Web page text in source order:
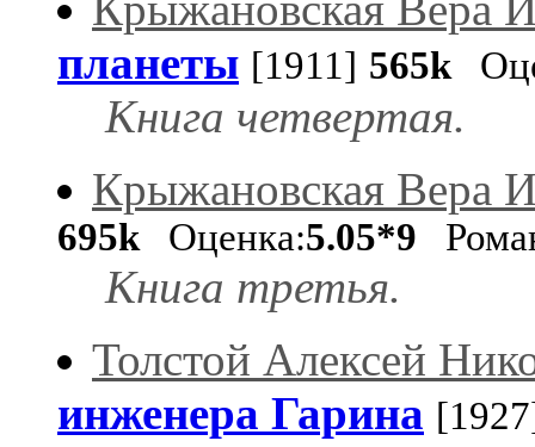
планеты [1911] 565k
Книга четвертая.
Крыжановская Вера
695kОценка:5.05*9
Книга третья.
Толстой Алексей
инженера Гарина